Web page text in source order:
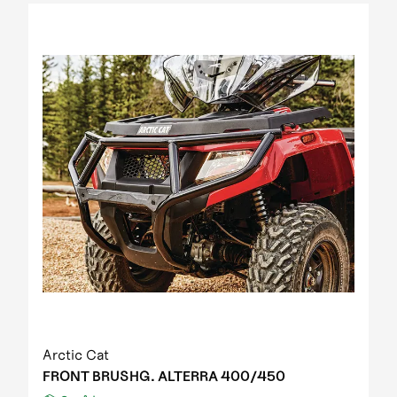
2012 TRV 1000 GT EFT IPM Print green metallic
update
2012 US mod. 700 TRV GT
2012 XC 450 EFT IPM black-green 01
2013 1000 XT EFT white met
2013 450 R EFT Homologated
2013 550 EFT black
2013 550 XT EFT emerald green met
2013 700 Diesel EFT marsh
2013 700 XT EFT steel blue met
2013 Prowler HDX
2013 TRV 550 EFT black
2013 TRV 550 XT EFT emerald green met
2013 TRV 700 XT EFT black met
Arctic Cat
FRONT BRUSHG. ALTERRA 400/450